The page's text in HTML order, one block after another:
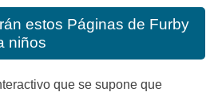
estos Páginas de Furby
niños
que se supone que